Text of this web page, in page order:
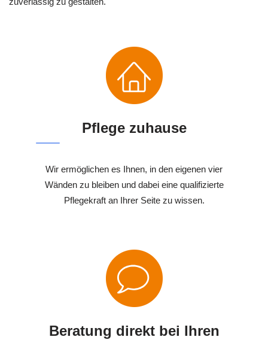
Pflege zuhause
Wir ermöglichen es Ihnen, in den eigenen vier
Wänden zu bleiben und dabei eine qualifizierte
Pflegekraft an Ihrer Seite zu wissen.
Beratung direkt bei Ihren